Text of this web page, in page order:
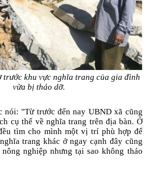
trước khu vực nghĩa trang của gia đình
vừa bị tháo dỡ.
nói: "Từ trước đến nay UBND xã cũng
cụ thể về nghĩa trang trên địa bàn. Ở
tìm cho mình một vị trí phù hợp để
trang khác ở ngay cạnh đây cũng
nghiệp nhưng tại sao không tháo